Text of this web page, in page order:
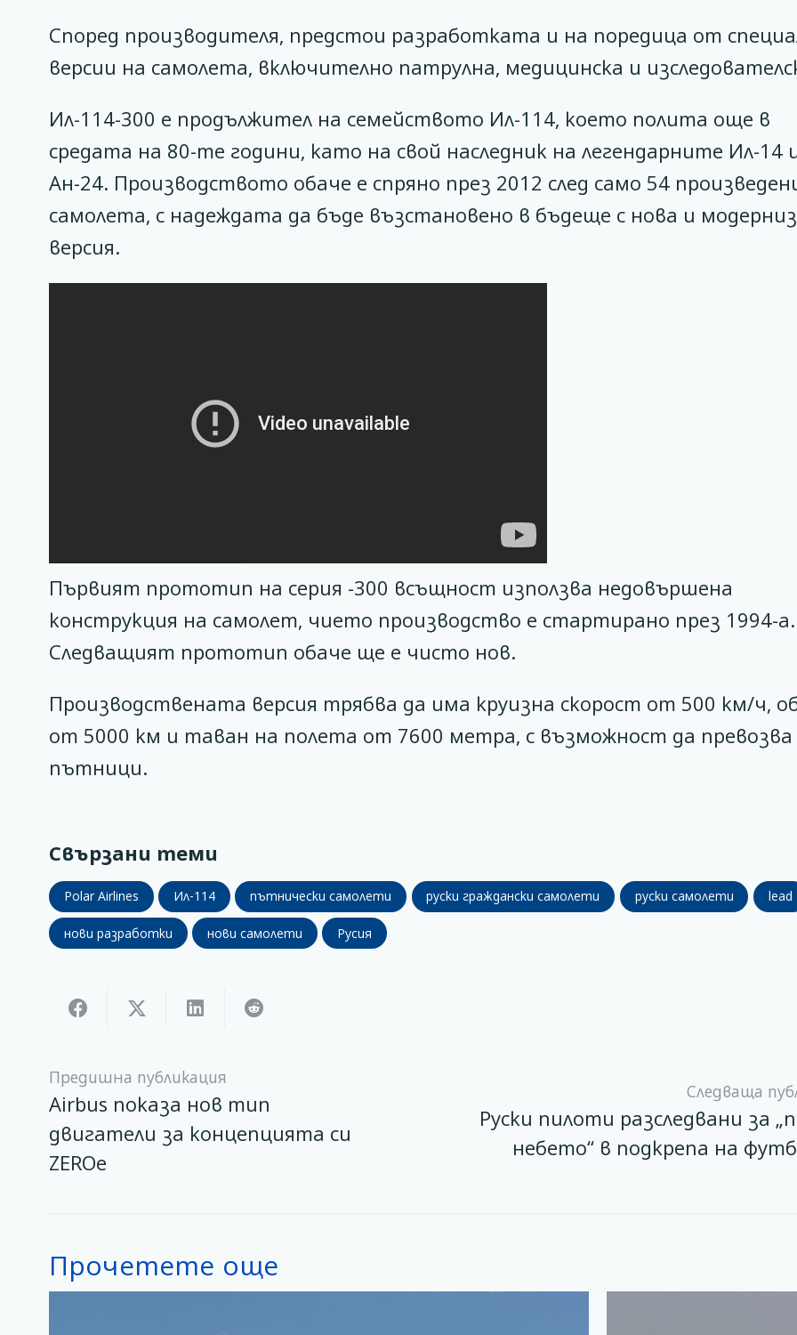
Според производителя, предстои разработката и на поредица от
версии на самолета, включително патрулна, медицинска и
Ил-114-300 е продължител на семейството Ил-114, което полита още в
средата на 80-те години, като на свой наследник на легендарните Ил-14
Ан-24. Производството обаче е спряно през 2012 след само 54
самолета, с надеждата да бъде възстановено в бъдеще с нова и
версия.
Първият прототип на серия -300 всъщност използва недовършена
конструкция на самолет, чието производство е стартирано през 1994-а.
Следващият прототип обаче ще е чисто нов.
Производствената версия трябва да има круизна скорост от 500 км/ч,
от 5000 км и таван на полета от 7600 метра, с възможност да превозва
пътници.
Свързани теми
Polar Airlines Ил-114 пътнически самолети руски граждански самолети руски самолети lead
нови разработки нови самолети Русия
Предишна публикация
Airbus показа нов тип
двигатели за концепцията си
ZEROe
Следваща
Руски пилоти разследвани за
небето“ в подкрепа на
Прочетете още